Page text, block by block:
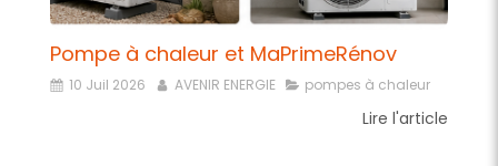
Pompe à chaleur et MaPrimeRénov
10 Juil 2026 AVENIR ENERGIE pompes à chaleur
Lire l'article